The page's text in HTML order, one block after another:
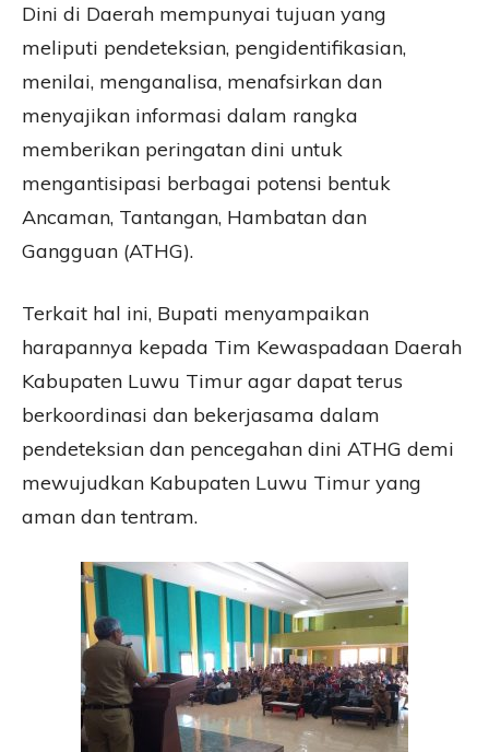
Dini di Daerah mempunyai tujuan yang
meliputi pendeteksian, pengidentifikasian,
menilai, menganalisa, menafsirkan dan
menyajikan informasi dalam rangka
memberikan peringatan dini untuk
mengantisipasi berbagai potensi bentuk
Ancaman, Tantangan, Hambatan dan
Gangguan (ATHG).
Terkait hal ini, Bupati menyampaikan
harapannya kepada Tim Kewaspadaan Daerah
Kabupaten Luwu Timur agar dapat terus
berkoordinasi dan bekerjasama dalam
pendeteksian dan pencegahan dini ATHG demi
mewujudkan Kabupaten Luwu Timur yang
aman dan tentram.